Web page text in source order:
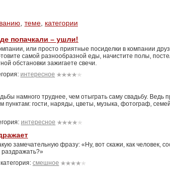
теме категории
попачкали – ушли!
или просто приятные посиделки в компании
самой разнообразной еды, начистите полы,
обстановки зажигаете свечи.
интересное
намного труднее, чем отыграть саму свадьбу. Ведь
пунктам: гости, наряды, цветы, музыка, фотограф,
интересное
замечательную фразу: «Ну, вот скажи, как человек,
категория: смешное